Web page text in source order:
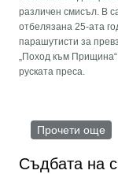
различен смисъл. В
отбелязана 25-ата
парашутисти за
„Поход към
руската преса.
Прочети още
Съдбата на